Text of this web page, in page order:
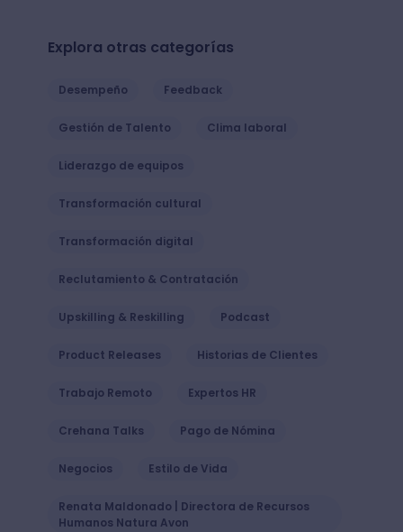
Explora otras categorías
Desempeño Feedback
Gestión de Talento Clima laboral
Liderazgo de equipos
Transformación cultural
Transformación digital
Reclutamiento & Contratación
Upskilling & Reskilling Podcast
Product Releases Historias de Clientes
Trabajo Remoto Expertos HR
Crehana Talks Pago de Nómina
Negocios Estilo de Vida
Renata Maldonado | Directora de Recursos
Humanos Natura Avon